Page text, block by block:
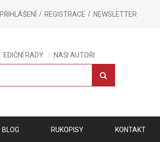
PŘIHLÁŠENÍ REGISTRACE NEWSLETTER
EDIČNÍ RADY NAŠI AUTOŘI
BLOG RUKOPISY KONTAKT